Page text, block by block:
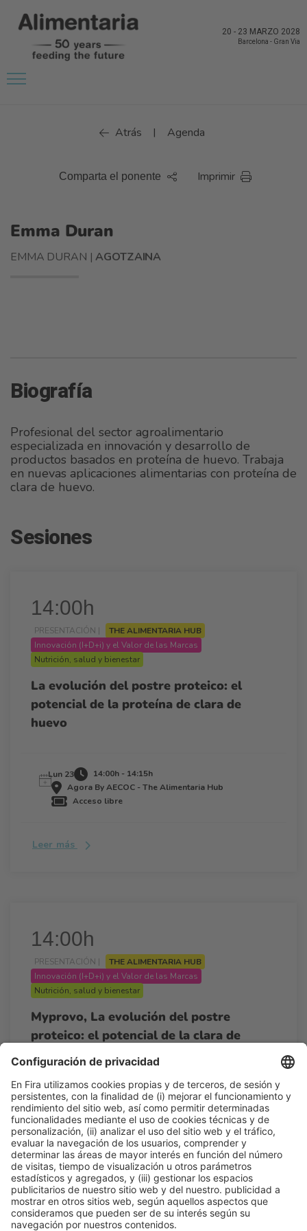
20 - 23 MARZO 2028
Barcelona - Gran Via
Atrás | Agenda
Comparta el ponente Imprimir
Emma Duran
EMMA DURAN |AGOTZAINA
Biografía
Profesional del sector agroalimentario
especializada en innovación y desarrollo de
productos basados en proteína de huevo. Trabaja
en nuevas aplicaciones alimentarias con proteína de
clara de huevo.
Sesiones
14:00h
PRESENTACIÓN |
THE ALIMENTARIA HUB
Innovación (I+D+i) y el Valor de las Marcas
Nutrición, salud y bienestar
La evolución del postre proteico: el
potencial de la proteína de clara de
huevo
Lun 23
14:00h - 14:15h
Agora By AECOC - The Alimentaria Hub
Acceso libre
Leer más
14:00h
PRESENTACIÓN |
THE ALIMENTARIA HUB
Innovación (I+D+i) y el Valor de las Marcas
Nutrición, salud y bienestar
Myprovo, La evolución del postre
proteico: el potencial de la clara de
huevo
Lun 23
14:00h - 14:15h
Agora By AECOC - The Alimentaria Hub
Acceso libre
Leer más